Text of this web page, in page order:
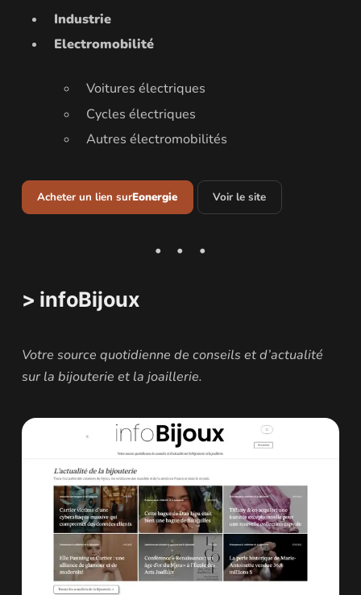
Industrie
Electromobilité
Voitures électriques
Cycles électriques
Autres électromobilités
Acheter un lien surEonergie Voir le site
> infoBijoux
Votre source quotidienne de conseils et d’actualité
sur la bijouterie et la joaillerie.